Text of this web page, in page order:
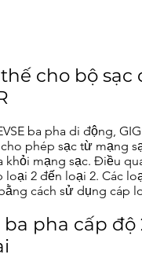
cho bộ
ba pha di động,
phép sạc từ mạng
khỏi mạng sạc. Điều
loại 2 đến loại 2. Các
cách sử dụng cáp
ba pha cấp